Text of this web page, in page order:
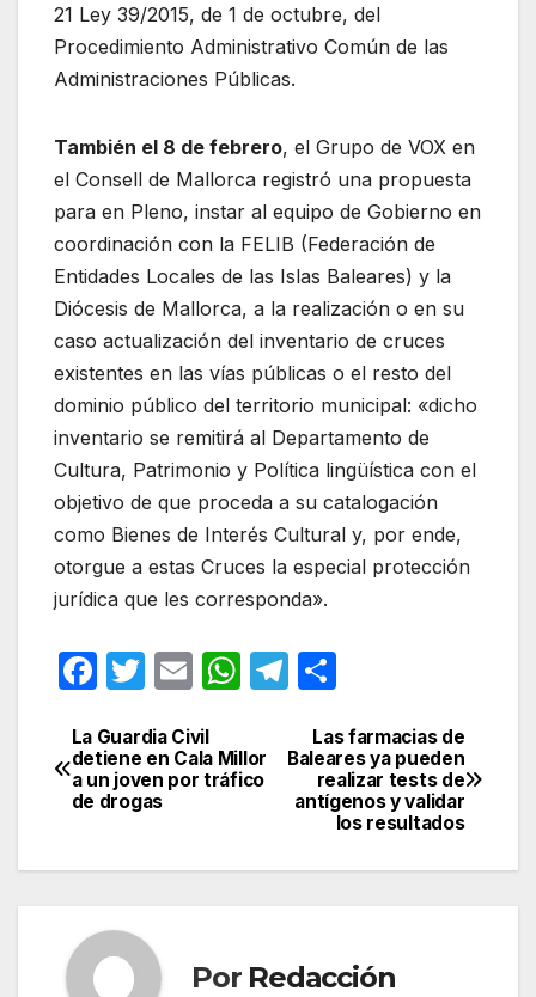
21 Ley 39/2015, de 1 de octubre, del
Procedimiento Administrativo Común de las
Administraciones Públicas.
También el 8 de febrero, el Grupo de VOX en
el Consell de Mallorca registró una propuesta
para en Pleno, instar al equipo de Gobierno en
coordinación con la FELIB (Federación de
Entidades Locales de las Islas Baleares) y la
Diócesis de Mallorca, a la realización o en su
caso actualización del inventario de cruces
existentes en las vías públicas o el resto del
dominio público del territorio municipal: «dicho
inventario se remitirá al Departamento de
Cultura, Patrimonio y Política lingüística con el
objetivo de que proceda a su catalogación
como Bienes de Interés Cultural y, por ende,
otorgue a estas Cruces la especial protección
jurídica que les corresponda».
F
c
e
b
o
k
T
itt
er
E
ail
W
at
s
p
T
e
gr
a
m
m
p
ar
tir
Navegación
de
Las farmacias de
Baleares ya pueden
realizar tests de
antígenos y validar
los resultados
La Guardia Civil
detiene en Cala Millor
a un joven por tráfico
de drogas
Por Redacción